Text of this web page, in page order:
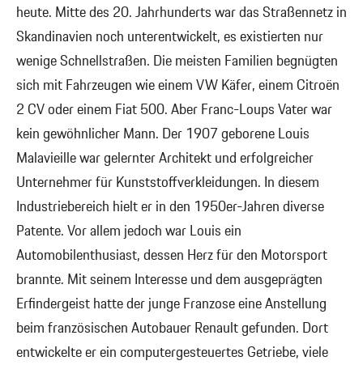
heute. Mitte des 20. Jahrhunderts war das Straßennetz in
Skandinavien noch unterentwickelt, es existierten nur
wenige Schnellstraßen. Die meisten Familien begnügten
sich mit Fahrzeugen wie einem VW Käfer, einem Citroën
2 CV oder einem Fiat 500. Aber Franc-Loups Vater war
kein gewöhnlicher Mann. Der 1907 geborene Louis
Malavieille war gelernter Architekt und erfolgreicher
Unternehmer für Kunststoffverkleidungen. In diesem
Industriebereich hielt er in den 1950er-Jahren diverse
Patente. Vor allem jedoch war Louis ein
Automobilenthusiast, dessen Herz für den Motorsport
brannte. Mit seinem Interesse und dem ausgeprägten
Erfindergeist hatte der junge Franzose eine Anstellung
beim französischen Autobauer Renault gefunden. Dort
entwickelte er ein computergesteuertes Getriebe, viele